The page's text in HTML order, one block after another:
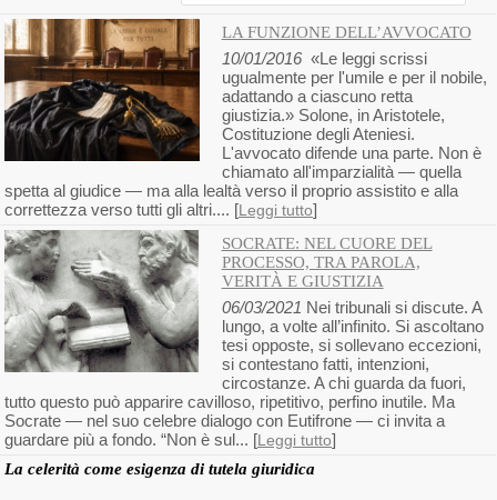
LA FUNZIONE DELL’AVVOCATO
10/01/2016«Le leggi scrissi
ugualmente per l'umile e per il nobile,
adattando a ciascuno retta
giustizia.» Solone, in Aristotele,
Costituzione degli Ateniesi.
L'avvocato difende una parte. Non è
chiamato all'imparzialità — quella
spetta al giudice — ma alla lealtà verso il proprio assistito e alla
correttezza verso tutti gli altri.... [Leggi tutto]
SOCRATE: NEL CUORE DEL
PROCESSO, TRA PAROLA,
VERITÀ E GIUSTIZIA
06/03/2021 Nei tribunali si discute. A
lungo, a volte all’infinito. Si ascoltano
tesi opposte, si sollevano eccezioni,
si contestano fatti, intenzioni,
circostanze. A chi guarda da fuori,
tutto questo può apparire cavilloso, ripetitivo, perfino inutile. Ma
Socrate — nel suo celebre dialogo con Eutifrone — ci invita a
guardare più a fondo. “Non è sul... [Leggi tutto]
La celerità come esigenza di tutela giuridica